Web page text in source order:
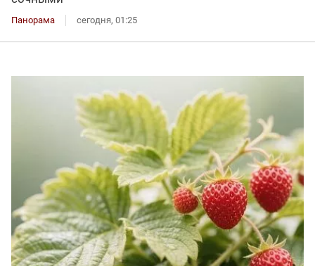
Панорама сегодня, 01:25